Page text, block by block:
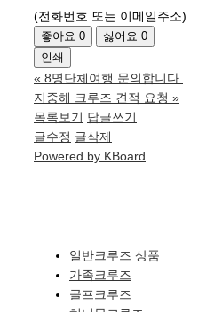
(전화번호 또는 이메일주소)
좋아요 0 싫어요 0
인쇄
« 8명단체여행 문의합니다.
지중해 크루즈 견적 요청 »
목록보기 답글쓰기
글수정 글삭제
Powered by KBoard
일반크루즈 상품
가족크루즈
골프크루즈